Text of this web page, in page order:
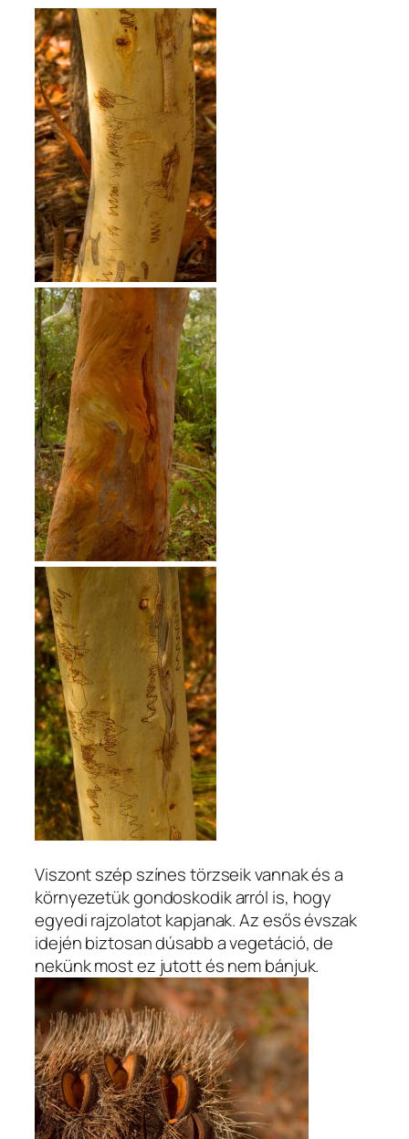
Viszont szép színes törzseik vannak és a
környezetük gondoskodik arról is, hogy
egyedi rajzolatot kapjanak. Az esős évszak
idején biztosan dúsabb a vegetáció, de
nekünk most ez jutott és nem bánjuk.